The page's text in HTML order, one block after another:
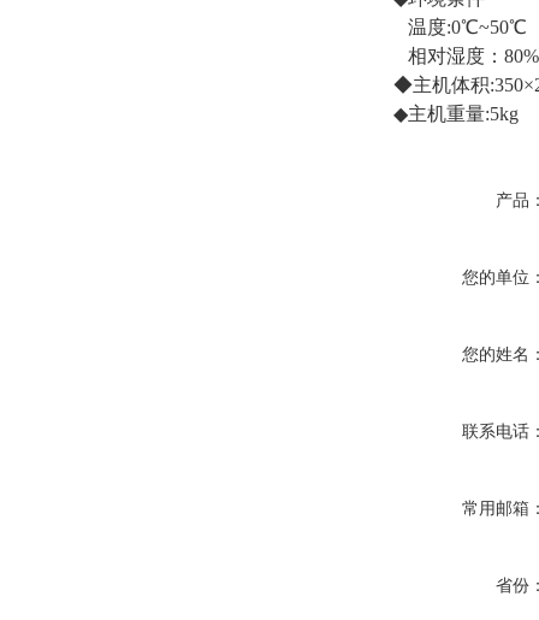
温度
相对湿度：
◆主机体积
◆主机重量:5kg
产品
您的单位
您的姓名
联系电话
常用邮箱
省份